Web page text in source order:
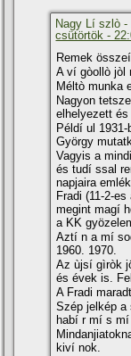
Nagy Lí szlò
csütörtök -
Remek
A ví gòollò jòl
Méltò munka
Nagyon
elhelyezett
Példí ul
György
Vagyis a
és tudí ssal
napjaira
Fradi (11-2-
megint magí
a KK
Aztí n a mí
1960. 1970.
Az ùjsí gìròk
és évek is.
A Fradi
Szép jelkép a
habí r mí s
kiví nok.